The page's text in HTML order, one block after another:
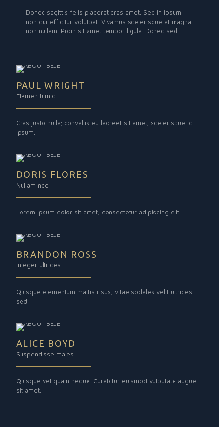
Donec sagittis felis placerat cras amet. Sed in ipsum
non dui efficitur volutpat. Vivamus scelerisque at magna
non nullam. Proin sit amet tempor ligula. Donec sed.
PAUL WRIGHT
Elemen tumid
Cras justo nulla; convallis eu laoreet sit amet; scelerisque id
ipsum.
DORIS FLORES
Nullam nec
Lorem ipsum dolor sit amet, consectetur adipiscing elit.
BRANDON ROSS
Integer ultrices
Quisque elementum mattis risus, vitae sodales velit ultrices
sed.
ALICE BOYD
Suspendisse males
Quisque vel quam neque. Curabitur euismod vulputate augue
sit amet.